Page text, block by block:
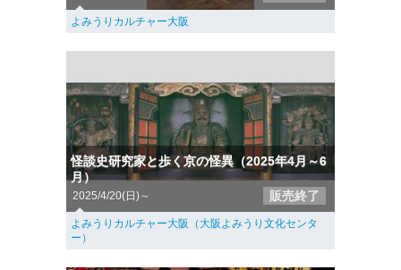
よみうりカルチャー大阪
怪談史研究家と歩く京の怪異（2025年4月～6
月）
2025/4/20(日)～ 販売終了
よみうりカルチャー大阪（大阪よみうり文化センタ
ー）